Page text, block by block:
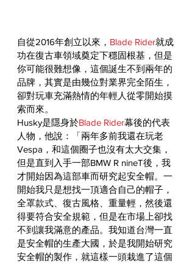
自從2016年創立以來， Blade Rider就成
功在復古車領域奠定下穩固根基，但是
你可能很難想像，這個誕生不到兩年的
品牌，其實是由幾位對業界完全陌生，
卻對玩車充滿熱情的年輕人從零開始摸
索而來。
Husky是隱身於Blade Rider幕後的代表
人物，他說：「兩年多前我還在玩老
Vespa，和這個圈子也沒有太大交集，
但是直到入手一部BMW R nineT後，我
才開始因為這部車而研究起安全帽。一
開始我只是想找一頂適合自己的帽子，
全罩款式、復古風格、重量輕，然後還
得要符合安全規範，但是在市場上卻找
不到讓我滿意的產品。我知道台灣一直
是安全帽的生產大國，於是我開始研究
安全帽的製作，就這樣一頭栽進了這個